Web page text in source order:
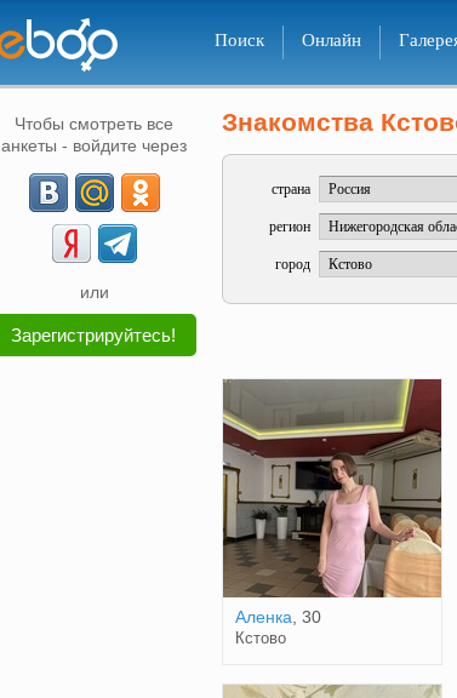
Поиск Онлайн
Чтобы смотреть все
анкеты - войдите через
или
Зарегистрируйтесь!
Знакомства
страна
регион
город
Аленка , 30
Кстово